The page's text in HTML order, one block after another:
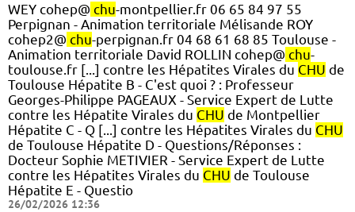
WEY cohep@ chu-montpellier.fr 06 65 84 97 55
Perpignan - Animation territoriale Mélisande ROY
cohep2@ chu-perpignan.fr 04 68 61 68 85 Toulouse -
Animation territoriale David ROLLIN cohep@ chu-
toulouse.fr [...] contre les Hépatites Virales du CHU de
Toulouse Hépatite B - C'est quoi ? : Professeur
Georges-Philippe PAGEAUX - Service Expert de Lutte
contre les Hépatite Virales du CHU de Montpellier
Hépatite C - Q [...] contre les Hépatites Virales du CHU
de Toulouse Hépatite D - Questions/Réponses :
Docteur Sophie METIVIER - Service Expert de Lutte
contre les Hépatites Virales du CHU de Toulouse
Hépatite E - Questio
26/02/2026 12:36